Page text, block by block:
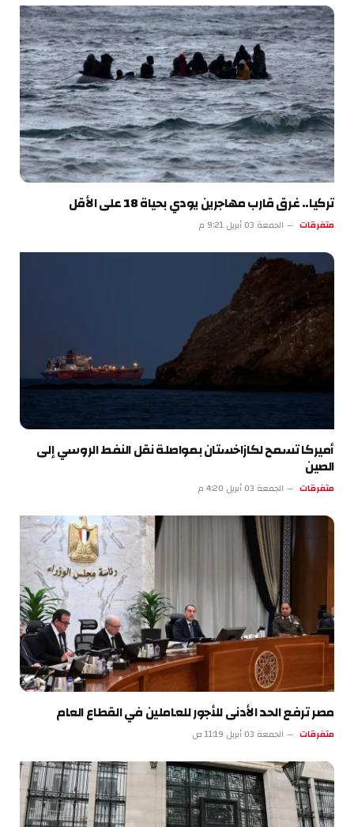
تركيا.. غرق قارب مهاجرين يودي بحياة 18 على الأقل
متفرقات الجمعة 03 أبريل 9:21 م
أميركا تسمح لكازاخستان بمواصلة نقل النفط الروسي إلى
الصين
متفرقات الجمعة 03 أبريل 4:20 م
مصر ترفع الحد الأدنى للأجور للعاملين في القطاع العام
متفرقات الجمعة 03 أبريل 11:19 ص